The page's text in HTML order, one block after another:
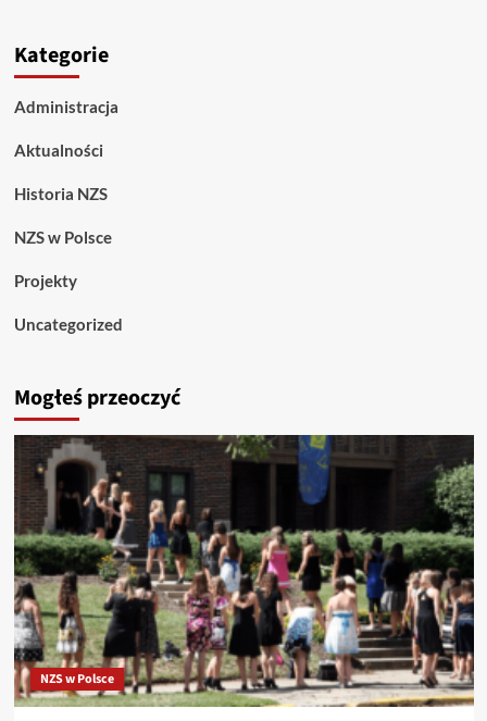
Kategorie
Administracja
Aktualności
Historia NZS
NZS w Polsce
Projekty
Uncategorized
Mogłeś przeoczyć
NZS w Polsce